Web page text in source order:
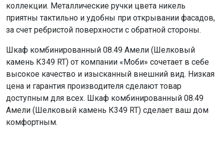
коллекции. Металлические ручки цвета никель
приятны тактильно и удобны при открывании фасадов,
за счет ребристой поверхности с обратной стороны.
Шкаф комбинированный 08.49 Амели (Шелковый
камень К349 RT) от компании «Моби» сочетает в себе
высокое качество и изысканный внешний вид. Низкая
цена и гарантия производителя сделают товар
доступным для всех. Шкаф комбинированный 08.49
Амели (Шелковый камень К349 RT) сделает ваш дом
комфортным.